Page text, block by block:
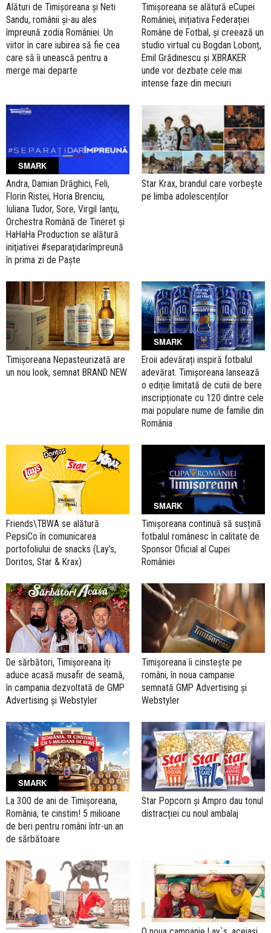
Alături de Timișoreana și Neti
Sandu, românii și-au ales
împreună zodia României. Un
viitor în care iubirea să fie cea
care să îi unească pentru a
merge mai departe
Timișoreana se alătură eCupei
României, inițiativa Federației
Române de Fotbal, și creează un
studio virtual cu Bogdan Lobonț,
Emil Grădinescu și XBRAKER
unde vor dezbate cele mai
intense faze din meciuri
SMARK
Andra, Damian Drăghici, Feli,
Florin Ristei, Horia Brenciu,
Iuliana Tudor, Sore, Virgil Ianţu,
Orchestra Română de Tineret şi
HaHaHa Production se alătură
iniţiativei #separaţidarîmpreună
în prima zi de Paște
Star Krax, brandul care vorbește
pe limba adolescenților
Timișoreana Nepasteurizată are
un nou look, semnat BRAND NEW
SMARK
Eroii adevărați inspiră fotbalul
adevărat. Timișoreana lansează
o ediție limitată de cutii de bere
inscripționate cu 120 dintre cele
mai populare nume de familie din
România
Friends\TBWA se alătură
PepsiCo în comunicarea
portofoliului de snacks (Lay’s,
Doritos, Star & Krax)
SMARK
Timișoreana continuă să susțină
fotbalul românesc în calitate de
Sponsor Oficial al Cupei
României
De sărbători, Timișoreana îți
aduce acasă musafir de seamă,
în campania dezvoltată de GMP
Advertising și Webstyler
Timișoreana îi cinstește pe
români, în noua campanie
semnată GMP Advertising și
Webstyler
SMARK
La 300 de ani de Timișoreana,
România, te cinstim! 5 milioane
de beri pentru români într-un an
de sărbătoare
Star Popcorn și Ampro dau tonul
distracției cu noul ambalaj